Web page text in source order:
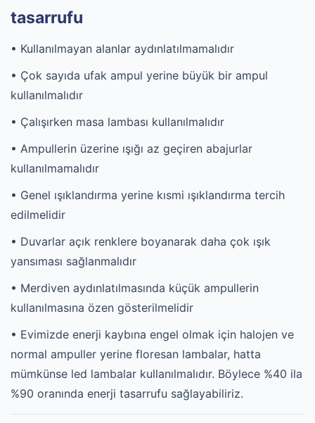
tasarrufu
• Kullanılmayan alanlar aydınlatılmamalıdır
• Çok sayıda ufak ampul yerine büyük bir ampul
kullanılmalıdır
• Çalışırken masa lambası kullanılmalıdır
• Ampullerin üzerine ışığı az geçiren abajurlar
kullanılmamalıdır
• Genel ışıklandırma yerine kısmi ışıklandırma tercih
edilmelidir
• Duvarlar açık renklere boyanarak daha çok ışık
yansıması sağlanmalıdır
• Merdiven aydınlatılmasında küçük ampullerin
kullanılmasına özen gösterilmelidir
• Evimizde enerji kaybına engel olmak için halojen ve
normal ampuller yerine floresan lambalar, hatta
mümkünse led lambalar kullanılmalıdır. Böylece %40 ila
%90 oranında enerji tasarrufu sağlayabiliriz.